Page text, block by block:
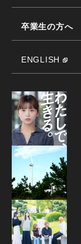
卒業生の方へ
ENGLISH